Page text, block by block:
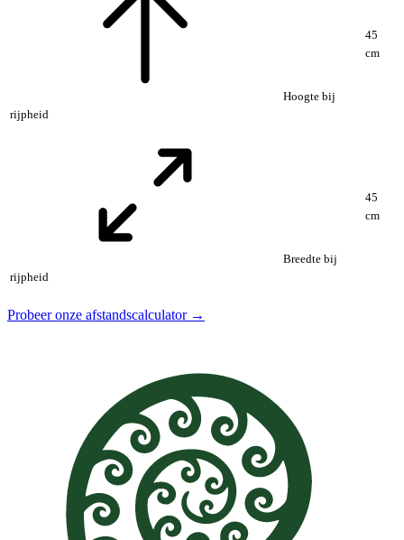
Hoogte bij
rijpheid
45
cm
Breedte bij
rijpheid
45
cm
Probeer onze afstandscalculator →